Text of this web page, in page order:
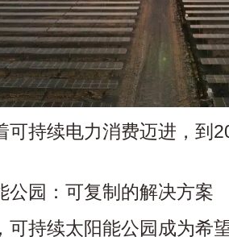
可持续电力消费迈进，到
公园：可复制的解决方案
可持续太阳能公园成为希